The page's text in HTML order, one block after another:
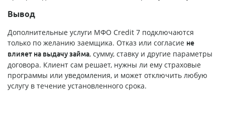
Вывод
Дополнительные услуги МФО Credit 7 подключаются
только по желанию заемщика. Отказ или согласие не
влияет на выдачу займа, сумму, ставку и другие параметры
договора. Клиент сам решает, нужны ли ему страховые
программы или уведомления, и может отключить любую
услугу в течение установленного срока.